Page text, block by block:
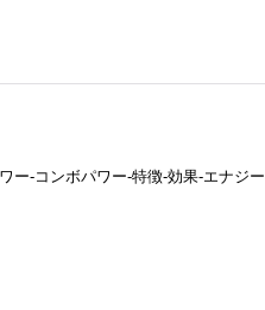
ー-コンボパワー-特徴-効果-エナジー